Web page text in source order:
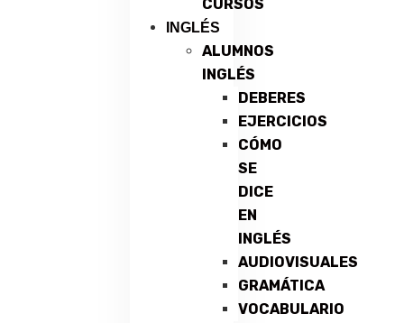
CURSOS
INGLÉS
ALUMNOS
INGLÉS
DEBERES
EJERCICIOS
CÓMO
SE
DICE
EN
INGLÉS
AUDIOVISUALES
GRAMÁTICA
VOCABULARIO